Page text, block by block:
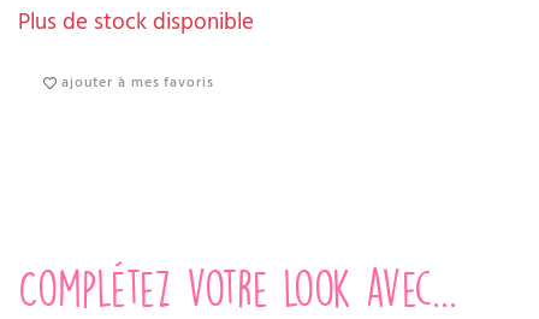
Plus de stock disponible
ajouter à mes favoris
Complétez votre look avec...